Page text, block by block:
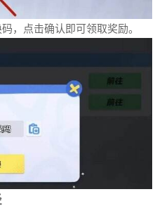
，点击确认即可领取奖励。